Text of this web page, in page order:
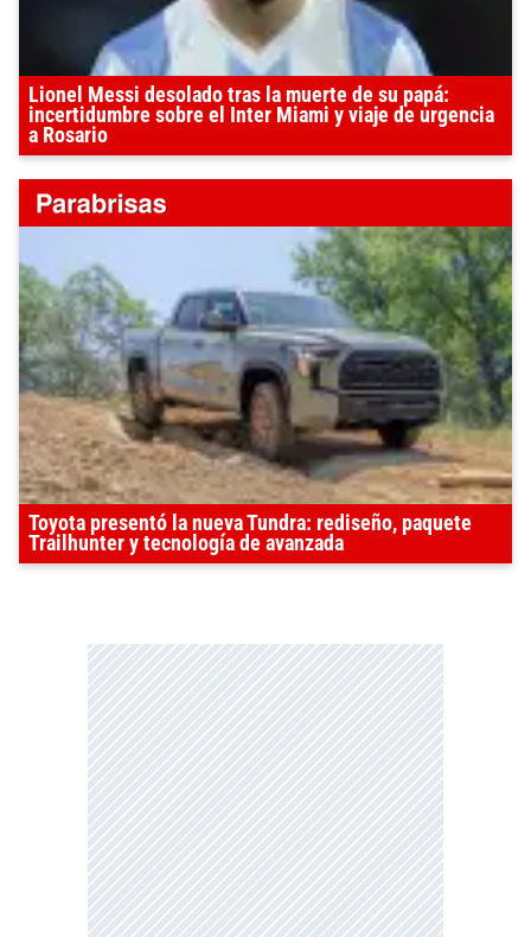
Lionel Messi desolado tras la muerte de su papá:
incertidumbre sobre el Inter Miami y viaje de urgencia
a Rosario
Toyota presentó la nueva Tundra: rediseño, paquete
Trailhunter y tecnología de avanzada